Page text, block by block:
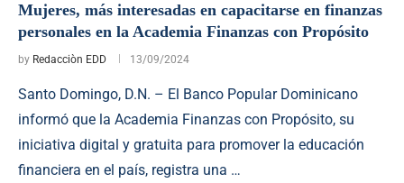
Mujeres, más interesadas en capacitarse en finanzas
personales en la Academia Finanzas con Propósito
by Redacciòn EDD 13/09/2024
Santo Domingo, D.N. – El Banco Popular Dominicano
informó que la Academia Finanzas con Propósito, su
iniciativa digital y gratuita para promover la educación
financiera en el país, registra una …